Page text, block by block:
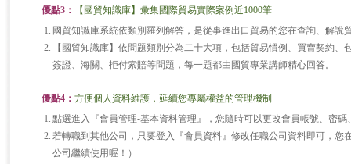
優點3：
【國貿知識庫】彙集國際貿易實際案例近1000筆
1. 國貿知識庫系統依類別羅列解答，是從事進出口貿易的您在查詢、解說
2.
【國貿知識庫】依問題類別分為二十大項，包括貿易慣例、買賣契約
簽證、海關、拒付索賠等問題，每一題都由國貿專業講師精心回答。
優點4：方便個人資料維護，延續您專屬權益的管理機制
1. 點選進入『會員管理-基本資料管理』，您隨時可以更改會員帳號、密
2. 若轉職到其他公司，只要登入『會員資料』修改任職公司資料即可，
公司繼續使用喔！）